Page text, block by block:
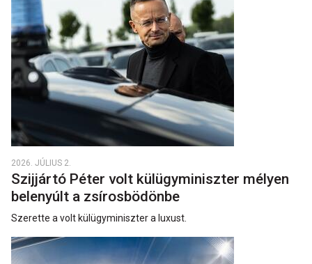
2026. JÚLIUS 2.
Szijjártó Péter volt külügyminiszter mélyen
belenyúlt a zsírosbödönbe
Szerette a volt külügyminiszter a luxust.